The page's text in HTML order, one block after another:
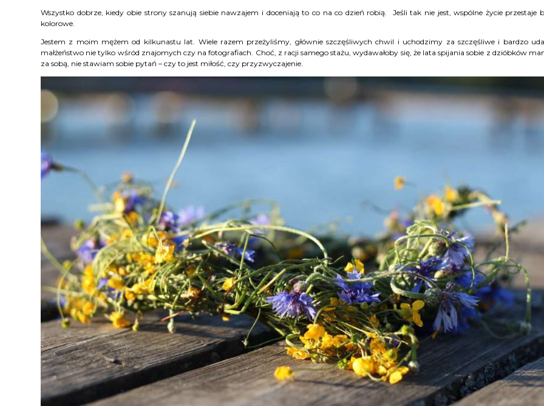
Wszystko dobrze, kiedy obie strony szanują siebie nawzajem i doceniają to co na co dzień robią. Jeśli tak nie jest, wspólne życie przestaje
kolorowe.
Jestem z moim mężem od kilkunastu lat. Wiele razem przeżyliśmy, głównie szczęśliwych chwil i uchodzimy za szczęśliwe i bardzo
małżeństwo nie tylko wśród znajomych czy na fotografiach. Choć, z racji samego stażu, wydawałoby się, że lata spijania sobie z dzióbków
za sobą, nie stawiam sobie pytań – czy to jest miłość, czy przyzwyczajenie.